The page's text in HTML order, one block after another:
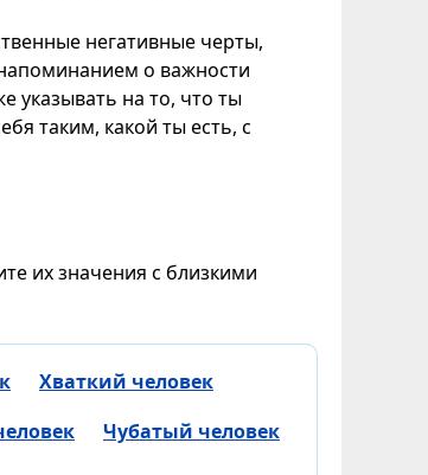
негативные черты,
о важности
указывать на то, что ты
таким, какой ты есть, с
их значения с близкими
Хваткий человек
Чубатый человек